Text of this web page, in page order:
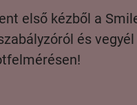
első kézből a
és